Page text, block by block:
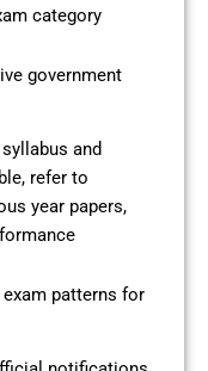
category
government
and
refer to
year papers,
patterns for